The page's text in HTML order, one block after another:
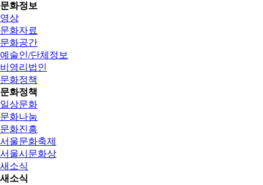
문화정보
영상
문화자료
문화공간
예술인/단체정보
비영리법인
문화정책
문화정책
일상문화
문화나눔
문화진흥
서울문화축제
서울시문화상
새소식
새소식